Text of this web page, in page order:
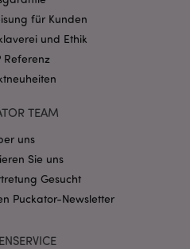
für Kunden
und Ethik
Referenz
TEAM
uns
Sie uns
Gesucht
Puckator-Newsletter
von Google